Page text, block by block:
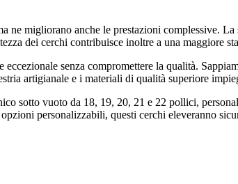
migliorano anche le prestazioni complessive.
dei cerchi contribuisce inoltre a una maggiore
senza compromettere la qualità.
artigianale e i materiali di qualità superiore
sotto vuoto da 18, 19, 20, 21 e 22 pollici,
personalizzabili, questi cerchi eleveranno